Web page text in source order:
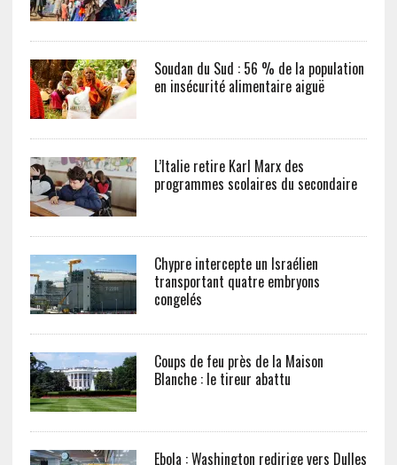
Soudan du Sud : 56 % de la population
en insécurité alimentaire aiguë
L’Italie retire Karl Marx des
programmes scolaires du secondaire
Chypre intercepte un Israélien
transportant quatre embryons
congelés
Coups de feu près de la Maison
Blanche : le tireur abattu
Ebola : Washington redirige vers Dulles